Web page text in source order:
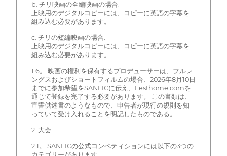
b. チリ映画の全編映画の場合:
上映用のデジタルコピーには、コピーに英語の字幕を
組み込む必要があります。
c. チリの短編映画の場合:
上映用のデジタルコピーには、コピーに英語の字幕を
組み込む必要があります。
1.6。 映画の権利を保有するプロデューサーは、フルレ
ングスおよびショートフィルムの場合、2026年8月10日
までに参加希望をSANFICに伝え、Festhome.comを
通じて登録を完了する必要があります。 この書類は、
宣誓供述書のようなもので、申告者が現行の規則を知
っていて受け入れることを明記したものである。
2. 大会
2.1。 SANFICの公式コンペティションには以下の3つの